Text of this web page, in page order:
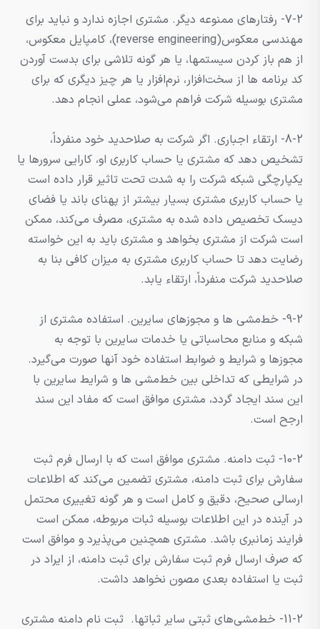
7-2- رفتارهای ممنوعه دیگر. مشتری اجازه ندارد و نباید برای
مهندسی معکوس(reverse engineering)، کامپایل معکوس،
از هم باز کردن سیستمها، یا هر گونه تلاشی برای بدست آوردن
کد برنامه ها از سخت‌افزار، نرم‌افزار یا هر چیز دیگری که برای
مشتری بوسیله شرکت فراهم می‌شود، عملی انجام دهد.
8-2- ارتقاء اجباری. اگر شرکت به صلاحدید خود منفرداً،
تشخیص دهد که مشتری یا حساب کاربری او، کارایی سرورها یا
یکپارچگی شبکه شرکت را به شدت تحت تاثیر قرار داده است
یا حساب کاربری مشتری بسیار بیشتر از پهنای باند یا فضای
دیسک تخصیص داده شده به مشتری، مصرف می‌کند، ممکن
است شرکت از مشتری بخواهد و مشتری باید به این خواسته
رضایت دهد تا حساب کاربری مشتری به میزان کافی بنا به
صلاحدید شرکت منفرداً، ارتقاء یابد.
9-2- خط‌مشی ها و مجوزهای سایرین. استفاده مشتری از
شبکه و منابع محاسباتی یا خدمات سایرین با توجه به
مجوزها و شرایط و ضوابط استفاده خود آنها صورت می‌گیرد.
در شرایطی که تداخلی بین خط‌مشی ها و شرایط سایرین با
این سند ایجاد گردد، مشتری موافق است که مفاد این سند
ارجح است.
10-2- ثبت دامنه. مشتری موافق است که با ارسال فرم ثبت
سفارش برای ثبت دامنه، مشتری تضمین می‌کند که اطلاعات
ارسالی صحیح، دقیق و کامل است و هر گونه تغییری محتمل
در آینده در این اطلاعات بوسیله ثبات مربوطه، ممکن است
فرایند زمانبری باشد. مشتری همچنین می‌پذیرد و موافق است
که صرف ارسال فرم ثبت سفارش برای ثبت دامنه، از ایراد در
ثبت یا استفاده بعدی مصون نخواهد داشت.
11-2- خط‌مشی‌های ثبتی سایر ثباتها. ثبت نام دامنه مشتری